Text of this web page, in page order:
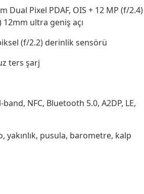
Dual Pixel PDAF, OIS + 12 MP (f/2.4)
12mm ultra geniş açı
(f/2.2) derinlik sensörü
ters şarj
NFC, Bluetooth 5.0, A2DP, LE,
yakınlık, pusula, barometre, kalp